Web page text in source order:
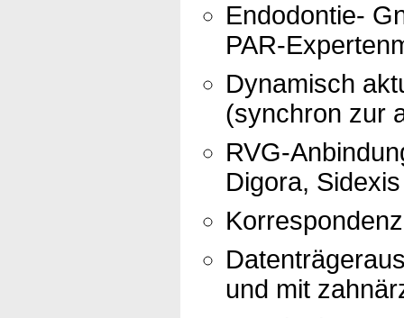
Endodontie-
PAR-
Dynamisch
(synchron zur
RVG-
Digora,
und mit